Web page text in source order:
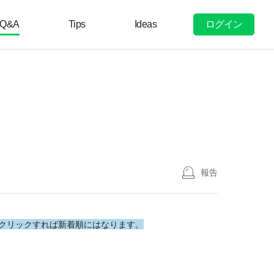
Q&A Tips Ideas ログイン
報告
リックすれば新着順にはなります。